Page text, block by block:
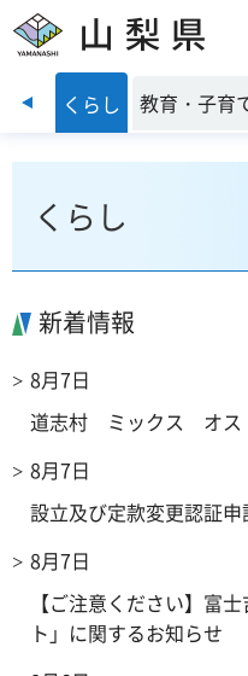
山梨県
前のスライドを表示
全 くらし 教育・子育
くらし
新着情報
8月7日
道志村 ミックス オス
8月7日
設立及び定款変更認証
8月7日
【ご注意ください】富
ト」に関するお知らせ